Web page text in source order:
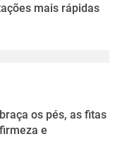
mais rápidas
os pés, as fitas
e